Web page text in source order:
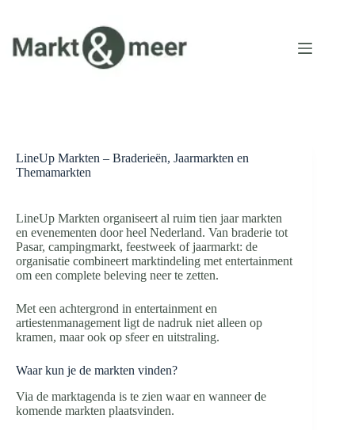
de
inhoud
LineUp Markten – Braderieën, Jaarmarkten en
Themamarkten
LineUp Markten organiseert al ruim tien jaar markten
en evenementen door heel Nederland. Van braderie tot
Pasar, campingmarkt, feestweek of jaarmarkt: de
organisatie combineert marktindeling met entertainment
om een complete beleving neer te zetten.
Met een achtergrond in entertainment en
artiestenmanagement ligt de nadruk niet alleen op
kramen, maar ook op sfeer en uitstraling.
Waar kun je de markten vinden?
Via de marktagenda is te zien waar en wanneer de
komende markten plaatsvinden.